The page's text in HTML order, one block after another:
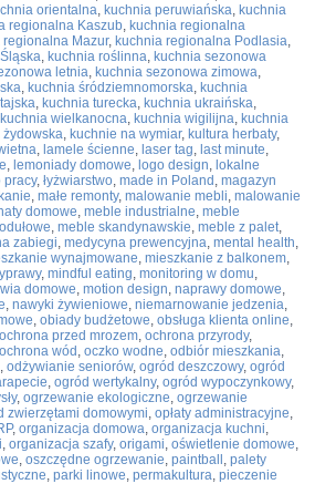
orientalna, kuchnia peruwiańska, kuchnia
regionalna Kaszub, kuchnia regionalna
regionalna Mazur, kuchnia regionalna Podlasia,
, kuchnia roślinna, kuchnia sezonowa
letnia, kuchnia sezonowa zimowa,
, kuchnia śródziemnomorska, kuchnia
, kuchnia turecka, kuchnia ukraińska,
kuchnia wielkanocna, kuchnia wigilijna, kuchnia
żydowska, kuchnie na wymiar, kultura herbaty,
, lamele ścienne, laser tag, last minute,
, lemoniady domowe, logo design, lokalne
pracy, łyżwiarstwo, made in Poland , magazyn
, małe remonty, malowanie mebli, malowanie
domowe, meble industrialne, meble
, meble skandynawskie, meble z palet,
zabiegi, medycyna prewencyjna, mental health,
wynajmowane, mieszkanie z balkonem,
, mindful eating, monitoring w domu,
domowe, motion design, naprawy domowe,
, nawyki żywieniowe, niemarnowanie jedzenia,
, obiady budżetowe, obsługa klienta online,
ochrona przed mrozem, ochrona przyrody,
ochrona wód , oczko wodne, odbiór mieszkania,
, odżywianie seniorów, ogród deszczowy, ogród
, ogród wertykalny, ogród wypoczynkowy,
, ogrzewanie ekologiczne, ogrzewanie
zwierzętami domowymi, opłaty administracyjne,
, organizacja domowa, organizacja kuchni,
, organizacja szafy, origami, oświetlenie domowe,
, oszczędne ogrzewanie, paintball , palety
, parki linowe, permakultura, pieczenie